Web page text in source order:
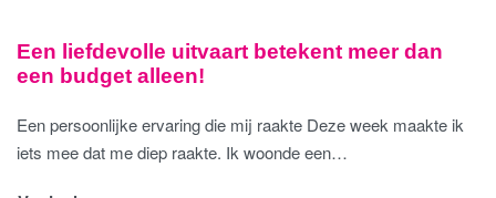
Een liefdevolle uitvaart betekent meer dan
een budget alleen!
Een persoonlijke ervaring die mij raakte Deze week maakte ik
iets mee dat me diep raakte. Ik woonde een…